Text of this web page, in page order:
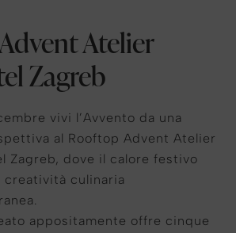
Atelier
Zagreb
vivi l’Avvento da una
al Rooftop Advent Atelier
Zagreb, dove il calore festivo
creatività culinaria
appositamente offre cinque